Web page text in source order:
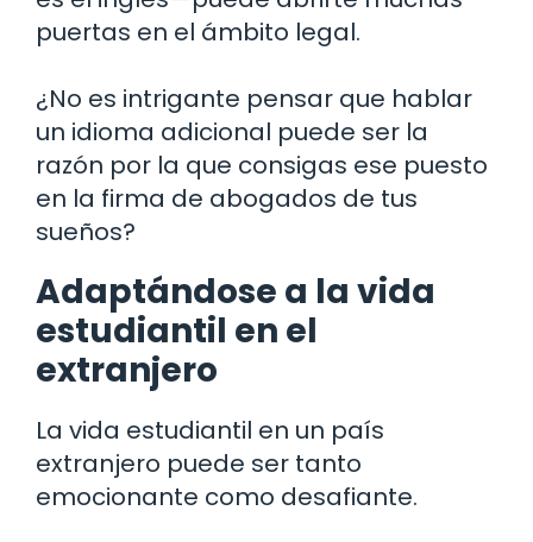
puertas en el ámbito legal.
¿No es intrigante pensar que hablar
un idioma adicional puede ser la
razón por la que consigas ese puesto
en la firma de abogados de tus
sueños?
Adaptándose a la vida
estudiantil en el
extranjero
La vida estudiantil en un país
extranjero puede ser tanto
emocionante como desafiante.